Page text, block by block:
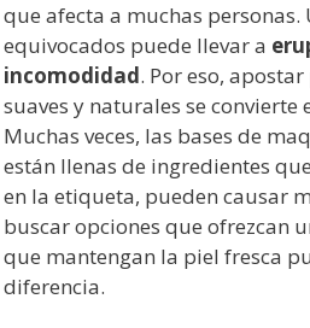
que afecta a muchas
equivocados puede llevar a
incomodidad. Por eso,
suaves y naturales se convierte
Muchas veces, las bases de
están llenas de ingredientes
en la etiqueta, pueden causar
buscar opciones que ofrezcan
que mantengan la piel fresca
diferencia.